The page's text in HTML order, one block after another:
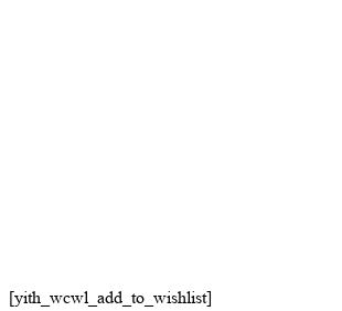
[yith_wcwl_add_to_wishlist]